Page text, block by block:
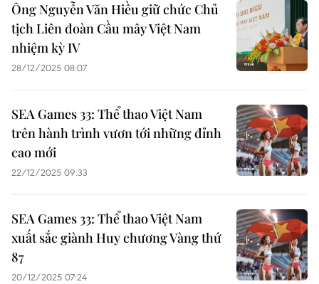
Ông Nguyễn Văn Hiều giữ chức Chủ
tịch Liên đoàn Cầu mây Việt Nam
nhiệm kỳ IV
28/12/2025 08:07
SEA Games 33: Thể thao Việt Nam
trên hành trình vươn tới những đỉnh
cao mới
22/12/2025 09:33
SEA Games 33: Thể thao Việt Nam
xuất sắc giành Huy chương Vàng thứ
87
20/12/2025 07:24